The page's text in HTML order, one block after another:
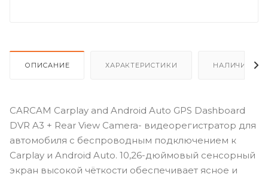
ОПИСАНИЕ ХАРАКТЕРИСТИКИ НАЛИЧИЕ
CARCAM Carplay and Android Auto GPS Dashboard
DVR A3 + Rear View Camera- видеорегистратор для
автомобиля с беспроводным подключением к
Carplay и Android Auto. 10,26-дюймовый сенсорный
экран высокой чёткости обеспечивает ясное и